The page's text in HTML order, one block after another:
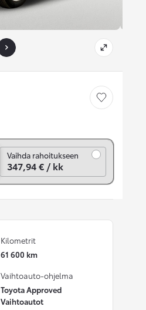
Tallenna auto
Vaihda rahoitukseen
347,94 € / kk
Kilometrit
61 600 km
Vaihtoauto-ohjelma
Toyota Approved
Vaihtoautot